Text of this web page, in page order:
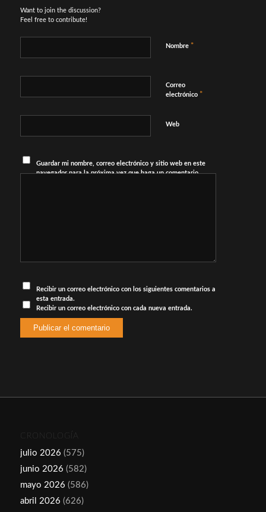
Want to join the discussion?
Feel free to contribute!
Nombre *
Correo
electrónico *
Web
Guardar mi nombre, correo electrónico y sitio web en este
navegador para la próxima vez que haga un comentario.
Recibir un correo electrónico con los siguientes comentarios a
esta entrada.
Recibir un correo electrónico con cada nueva entrada.
CRONOLOGÍA
julio 2026 (575)
junio 2026 (582)
mayo 2026 (586)
abril 2026 (626)